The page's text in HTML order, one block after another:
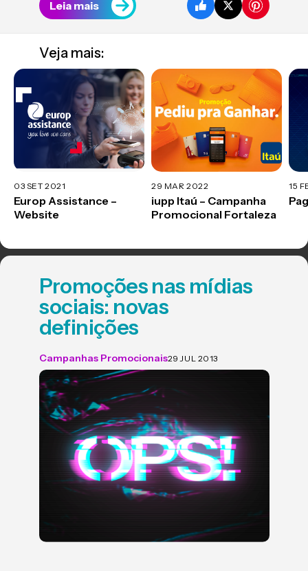
Leia mais
Veja mais:
03 SET 2021
Europ Assistance –
Website
29 MAR 2022
iupp Itaú – Campanha
Promocional Fortaleza
15
Promoções nas mídias
sociais: novas
definições
Campanhas Promocionais29 JUL 2013